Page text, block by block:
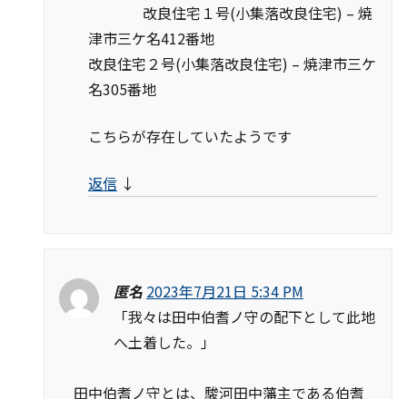
改良住宅１号(小集落改良住宅) – 焼
津市三ケ名412番地
改良住宅２号(小集落改良住宅) – 焼津市三ケ
名305番地
こちらが存在していたようです
返信 ↓
匿名 2023年7月21日 5:34 PM
「我々は田中伯耆ノ守の配下として此地
へ土着した。」
田中伯耆ノ守とは、駿河田中藩主である伯耆